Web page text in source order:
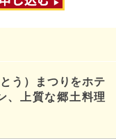
う）まつりをホテ
、上質な郷土料理